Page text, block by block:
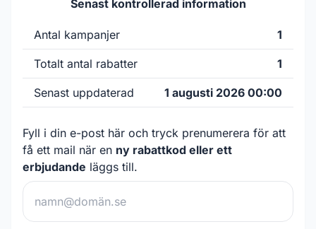
Senast kontrollerad information
Antal kampanjer 1
Totalt antal rabatter 1
Senast uppdaterad 1 augusti 2026 00:00
Fyll i din e-post här och tryck prenumerera för att
få ett mail när en ny rabattkod eller ett
erbjudande läggs till.